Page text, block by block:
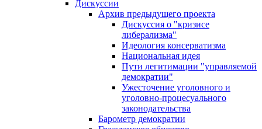
Дискуссии
Архив предыдущего проекта
Дискуссия о "кризисе
либерализма"
Идеология консерватизма
Национальная идея
Пути легитимации "управляемой
демократии"
Ужесточение уголовного и
уголовно-процесуального
законодательства
Барометр демократии